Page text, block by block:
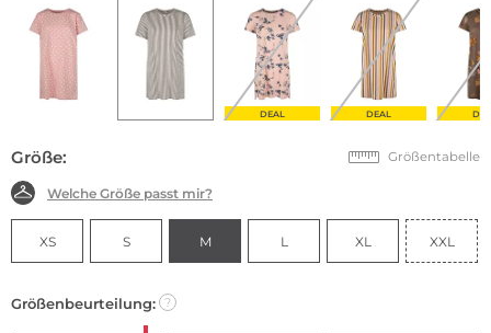
DEAL DEAL
Größe: Größentabelle
Welche Größe passt mir?
XS S M L XL XXL
Größenbeurteilung: ?